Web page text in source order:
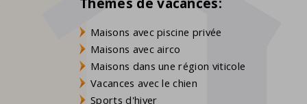
Maisons avec piscine privée
Maisons avec airco
Maisons dans une région viticole
Vacances avec le chien
Sports d'hiver